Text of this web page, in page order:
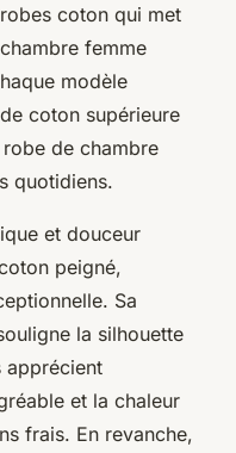
coton qui met
femme
modèle
coton supérieure
de chambre
quotidiens.
et douceur
peigné,
Sa
la silhouette
apprécient
et la chaleur
frais. En revanche,